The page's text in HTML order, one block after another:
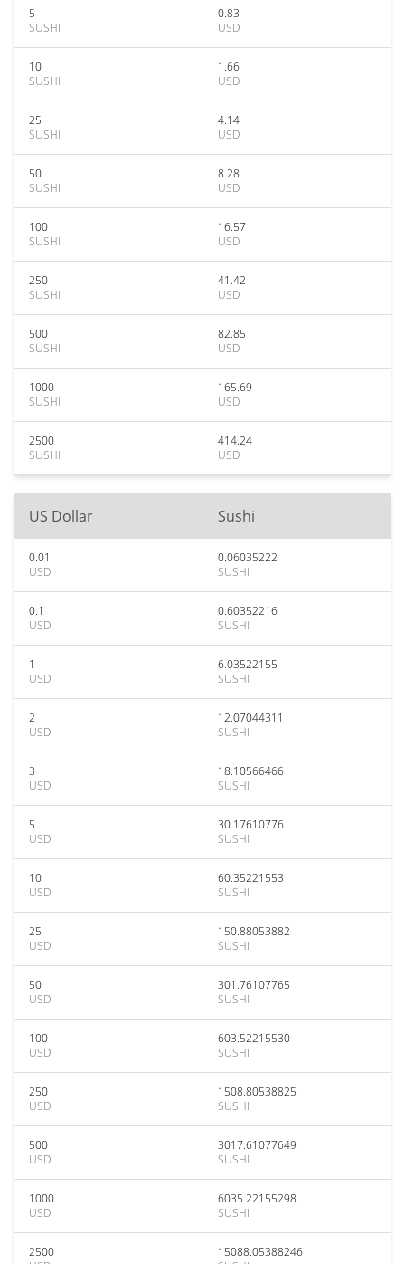
5
SUSHI
0.83
USD
10
SUSHI
1.66
USD
25
SUSHI
4.14
USD
50
SUSHI
8.28
USD
100
SUSHI
16.57
USD
250
SUSHI
41.42
USD
500
SUSHI
82.85
USD
1000
SUSHI
165.69
USD
2500
SUSHI
414.24
USD
US Dollar Sushi
0.01
USD
0.06035222
SUSHI
0.1
USD
0.60352216
SUSHI
1
USD
6.03522155
SUSHI
2
USD
12.07044311
SUSHI
3
USD
18.10566466
SUSHI
5
USD
30.17610776
SUSHI
10
USD
60.35221553
SUSHI
25
USD
150.88053882
SUSHI
50
USD
301.76107765
SUSHI
100
USD
603.52215530
SUSHI
250
USD
1508.80538825
SUSHI
500
USD
3017.61077649
SUSHI
1000
USD
6035.22155298
SUSHI
2500
15088.05388246